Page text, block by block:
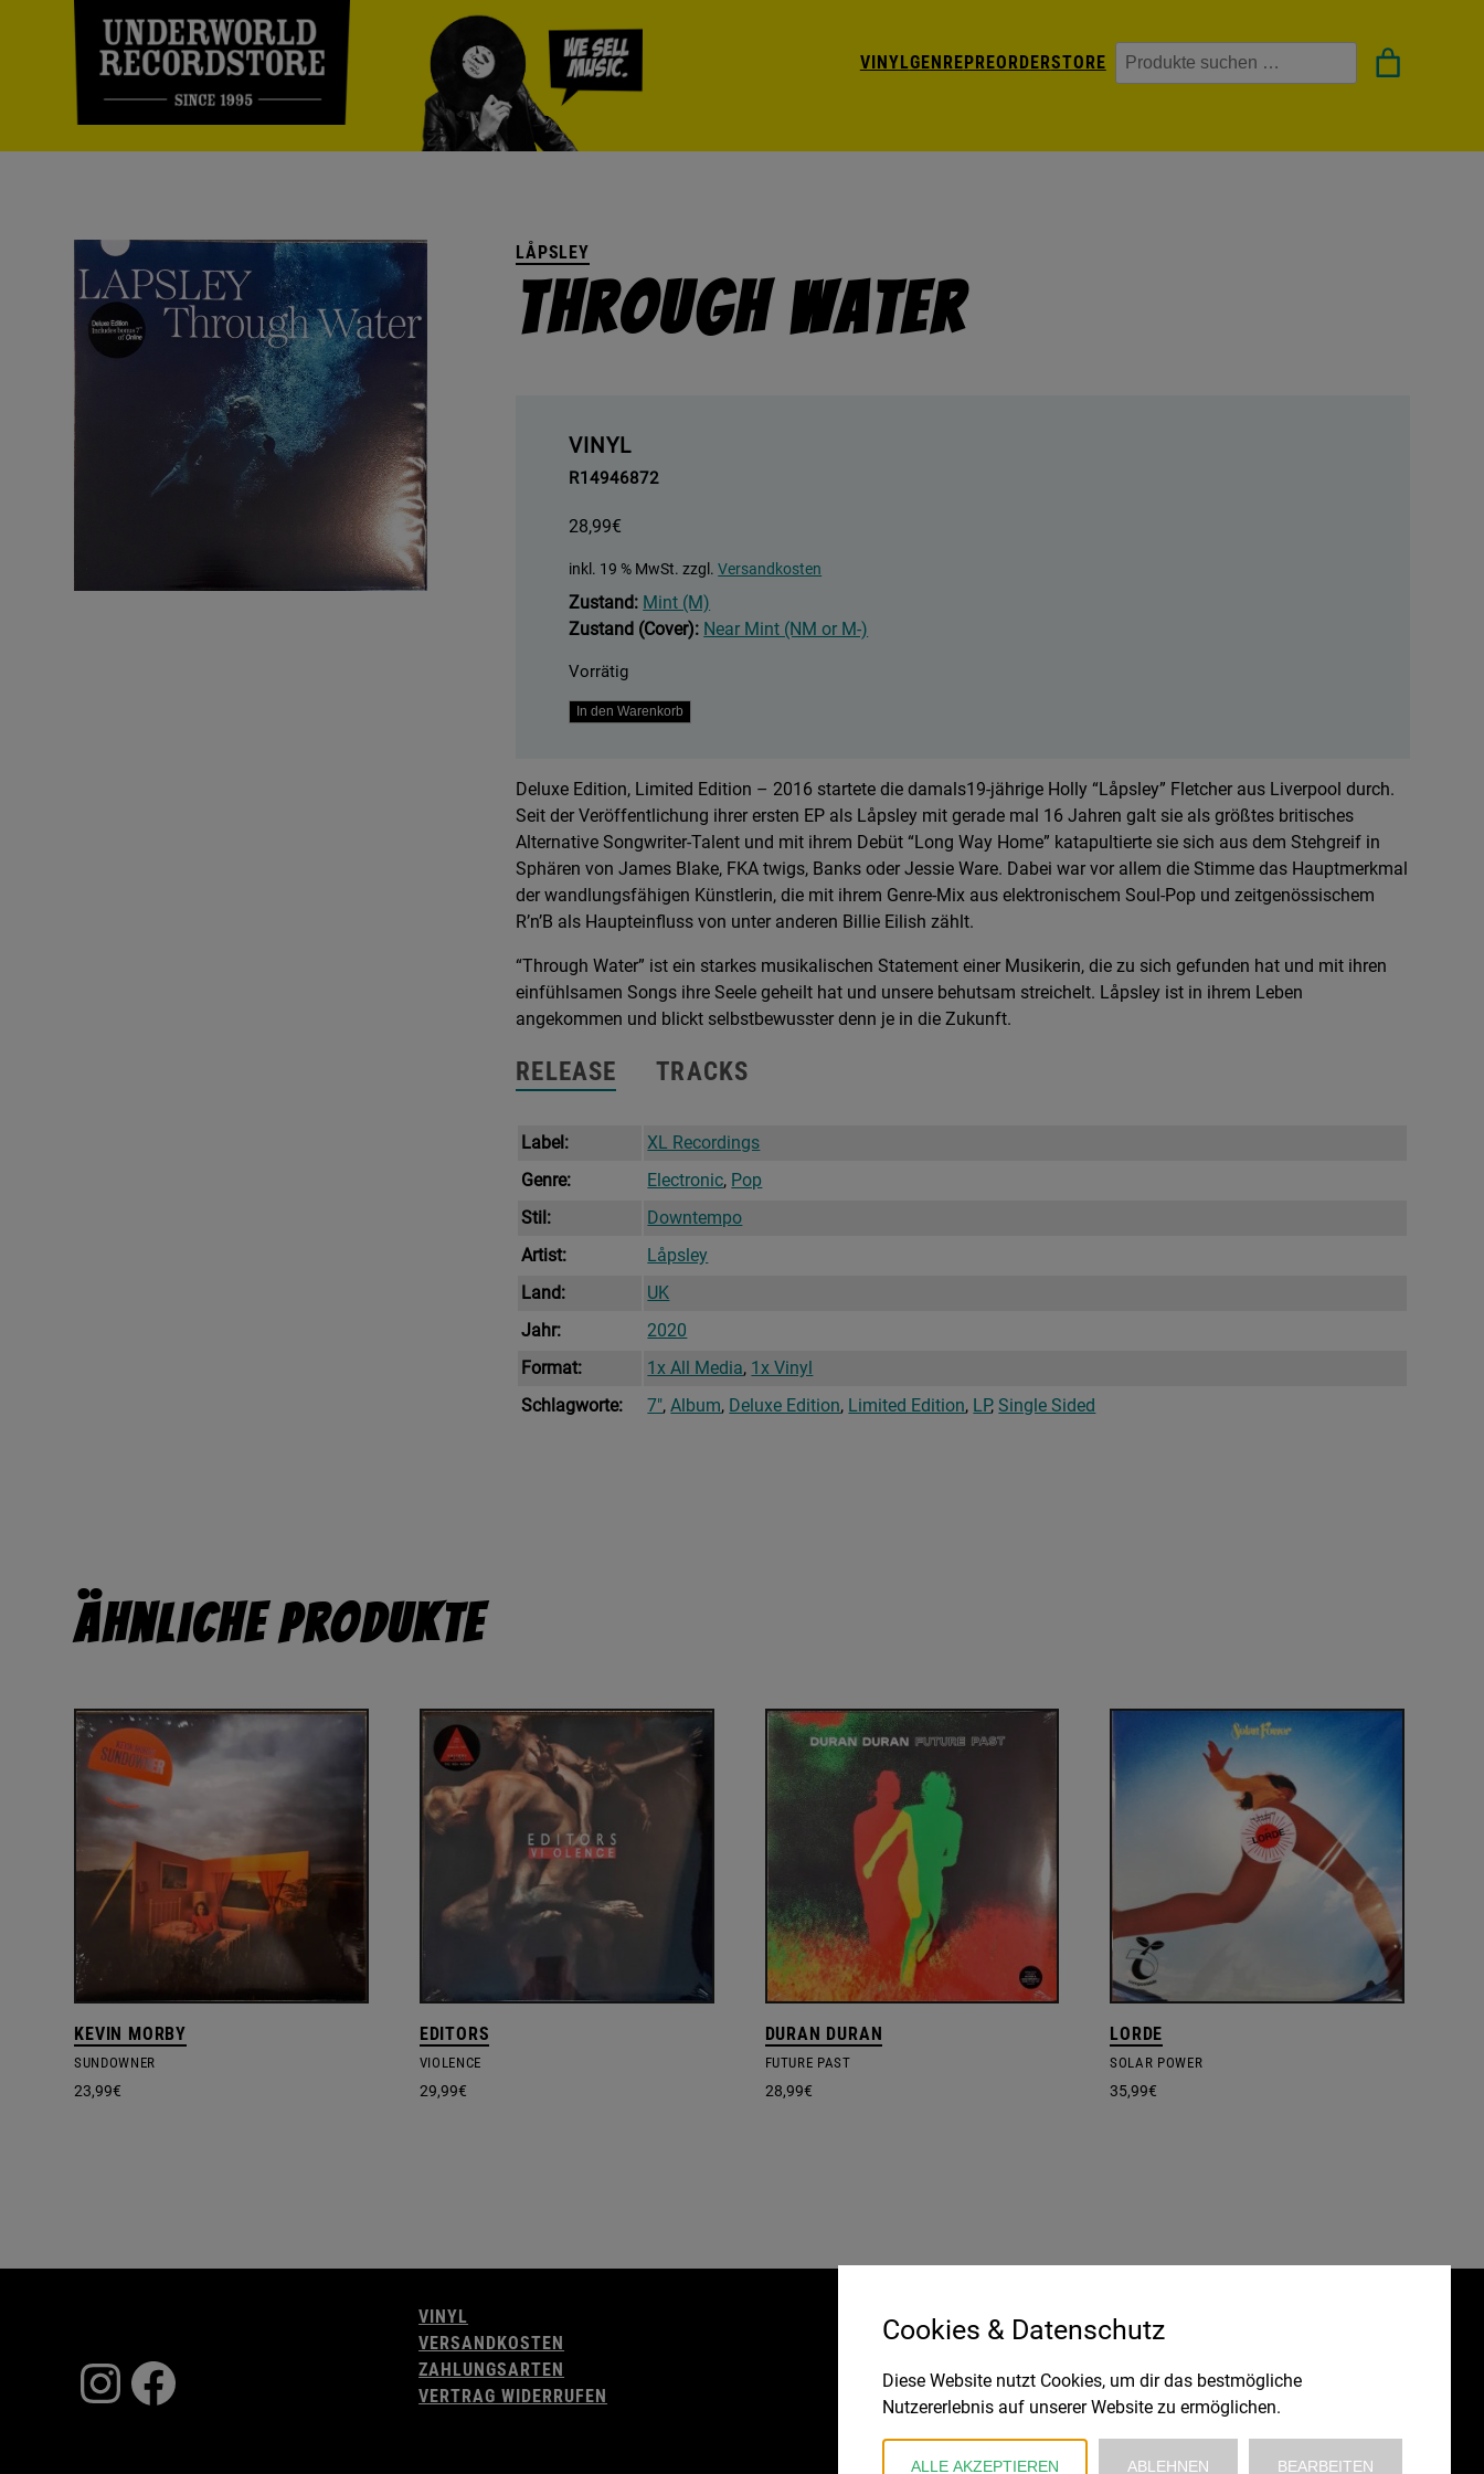
VINYLGENREPREORDERSTORE Suchen
LÅPSLEY
Through Water
VINYL
R14946872
28,99€
inkl. 19 % MwSt. zzgl.Versandkosten
Zustand: Mint (M)
Zustand (Cover): Near Mint (NM or M-)
Vorrätig
Through
In den Warenkorb
Deluxe Edition, Limited Edition – 2016 startete die damals19-jährige Holly “Låpsley” Fletcher aus Liverpool durch.
Seit der Veröffentlichung ihrer ersten EP als Låpsley mit gerade mal 16 Jahren galt sie als größtes britisches
Alternative Songwriter-Talent und mit ihrem Debüt “Long Way Home” katapultierte sie sich aus dem Stehgreif in
Sphären von James Blake, FKA twigs, Banks oder Jessie Ware. Dabei war vor allem die Stimme das Hauptmerkmal
der wandlungsfähigen Künstlerin, die mit ihrem Genre-Mix aus elektronischem Soul-Pop und zeitgenössischem
R’n’B als Haupteinfluss von unter anderen Billie Eilish zählt.
“Through Water” ist ein starkes musikalischen Statement einer Musikerin, die zu sich gefunden hat und mit ihren
einfühlsamen Songs ihre Seele geheilt hat und unsere behutsam streichelt. Låpsley ist in ihrem Leben
angekommen und blickt selbstbewusster denn je in die Zukunft.
RELEASE TRACKS
Label:
XL Recordings
Genre:
Electronic, Pop
Stil:
Downtempo
Artist:
Låpsley
Land:
UK
Jahr:
2020
Format:
1x All Media, 1x Vinyl
Schlagworte:
7",Album, Deluxe Edition, Limited Edition, LP,Single Sided
Ähnliche Produkte
KEVIN MORBY
SUNDOWNER
23,99€
EDITORS
VIOLENCE
29,99€
DURAN DURAN
FUTURE PAST
28,99€
LORDE
SOLAR POWER
35,99€
Instagram
Facebook
VINYL
VERSANDKOSTEN
ZAHLUNGSARTEN
VERTRAG WIDERRUFEN
WIDERRUFSBELEHRUNG
IMPRESSUM
DATENSCHUTZ
Cookies & Datenschutz
Diese Website nutzt Cookies, um dir das bestmögliche
Nutzererlebnis auf unserer Website zu ermöglichen.
ALLE AKZEPTIEREN ABLEHNEN BEARBEITEN